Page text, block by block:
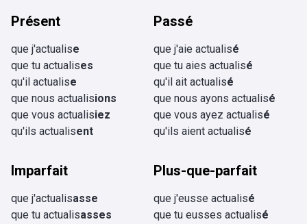
Présent
que j'actualise
que tu actualises
qu'il actualise
que nous actualisions
que vous actualisiez
qu'ils actualisent
Passé
que j'aie actualisé
que tu aies actualisé
qu'il ait actualisé
que nous ayons actualisé
que vous ayez actualisé
qu'ils aient actualisé
Imparfait
que j'actualisasse
que tu actualisasses
Plus-que-parfait
que j'eusse actualisé
que tu eusses actualisé